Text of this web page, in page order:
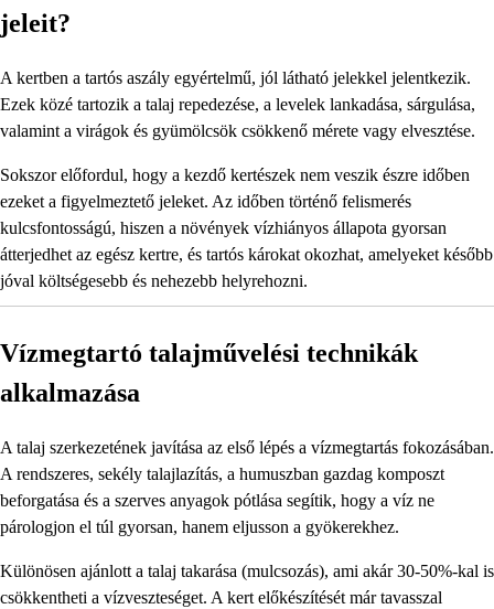
jeleit?
A kertben a tartós aszály egyértelmű, jól látható jelekkel jelentkezik.
Ezek közé tartozik a talaj repedezése, a levelek lankadása, sárgulása,
valamint a virágok és gyümölcsök csökkenő mérete vagy elvesztése.
Sokszor előfordul, hogy a kezdő kertészek nem veszik észre időben
ezeket a figyelmeztető jeleket. Az időben történő felismerés
kulcsfontosságú, hiszen a növények vízhiányos állapota gyorsan
átterjedhet az egész kertre, és tartós károkat okozhat, amelyeket később
jóval költségesebb és nehezebb helyrehozni.
Vízmegtartó talajművelési technikák
alkalmazása
A talaj szerkezetének javítása az első lépés a vízmegtartás fokozásában.
A rendszeres, sekély talajlazítás, a humuszban gazdag komposzt
beforgatása és a szerves anyagok pótlása segítik, hogy a víz ne
párologjon el túl gyorsan, hanem eljusson a gyökerekhez.
Különösen ajánlott a talaj takarása (mulcsozás), ami akár 30-50%-kal is
csökkentheti a vízveszteséget. A kert előkészítését már tavasszal